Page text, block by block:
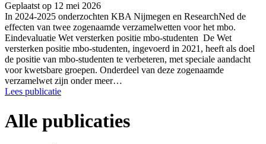
Geplaatst op 12 mei 2026
In 2024-2025 onderzochten KBA Nijmegen en ResearchNed de
effecten van twee zogenaamde verzamelwetten voor het mbo.
Eindevaluatie Wet versterken positie mbo-studenten De Wet
versterken positie mbo-studenten, ingevoerd in 2021, heeft als doel
de positie van mbo-studenten te verbeteren, met speciale aandacht
voor kwetsbare groepen. Onderdeel van deze zogenaamde
verzamelwet zijn onder meer…
Lees publicatie
Alle publicaties